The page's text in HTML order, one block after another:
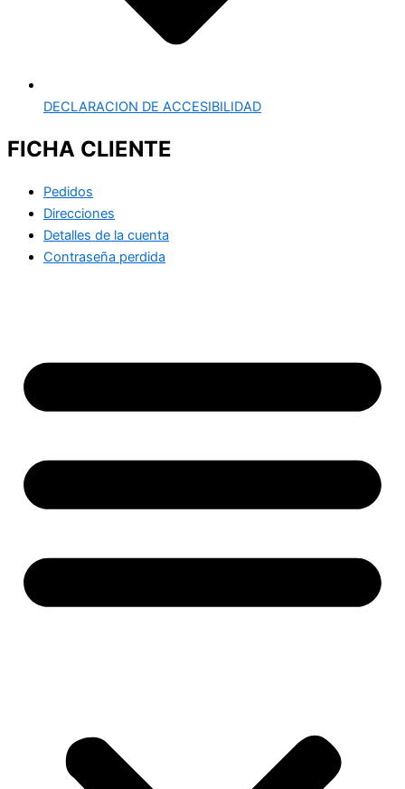
DECLARACION DE ACCESIBILIDAD
FICHA CLIENTE
Pedidos
Direcciones
Detalles de la cuenta
Contraseña perdida